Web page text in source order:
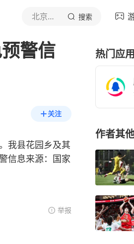
北京青年报官网 搜索
警信
关注
我县花园乡及其
信息来源：国家
举报
热门应
作者其